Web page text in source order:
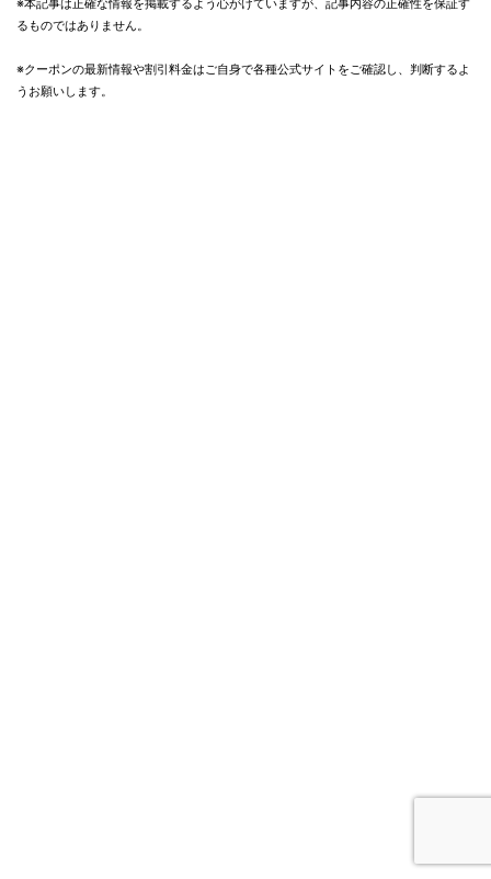
るものではありません。
※クーポンの最新情報や割引料金はご自身で各種公式サイトをご確認し、判断するよ
うお願いします。